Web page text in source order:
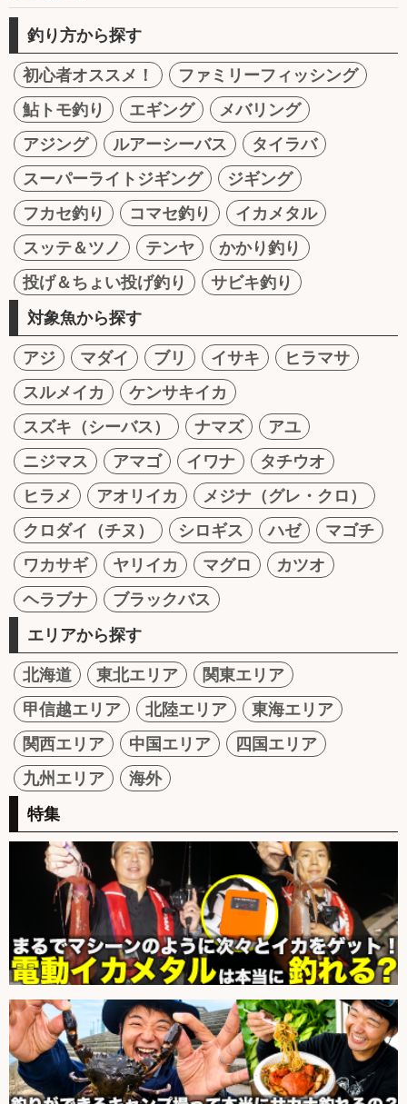
釣り方から探す
初心者オススメ！
ファミリーフィッシング
鮎トモ釣り
エギング
メバリング
アジング
ルアーシーバス
タイラバ
スーパーライトジギング
ジギング
フカセ釣り
コマセ釣り
イカメタル
スッテ＆ツノ
テンヤ
かかり釣り
投げ＆ちょい投げ釣り
サビキ釣り
対象魚から探す
アジ マダイ ブリ イサキ
ヒラマサ
スルメイカ
ケンサキイカ
スズキ（シーバス）
ナマズ
アユ
ニジマス
アマゴ イワナ
タチウオ
ヒラメ
アオリイカ
メジナ（グレ・クロ）
クロダイ（チヌ）
シロギス ハゼ
マゴチ
ワカサギ
ヤリイカ マグロ
カツオ
ヘラブナ
ブラックバス
エリアから探す
北海道 東北エリア
関東エリア
甲信越エリア
北陸エリア
東海エリア
関西エリア
中国エリア
四国エリア
九州エリア
海外
特集